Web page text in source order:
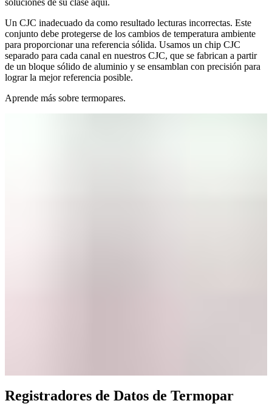
Un CJC inadecuado da como resultado lecturas incorrectas. Este
conjunto debe protegerse de los cambios de temperatura ambiente
para proporcionar una referencia sólida. Usamos un chip CJC
separado para cada canal en nuestros CJC, que se fabrican a partir
de un bloque sólido de aluminio y se ensamblan con precisión para
lograr la mejor referencia posible.
Aprende más sobre termopares.
Registradores de Datos de Termopar